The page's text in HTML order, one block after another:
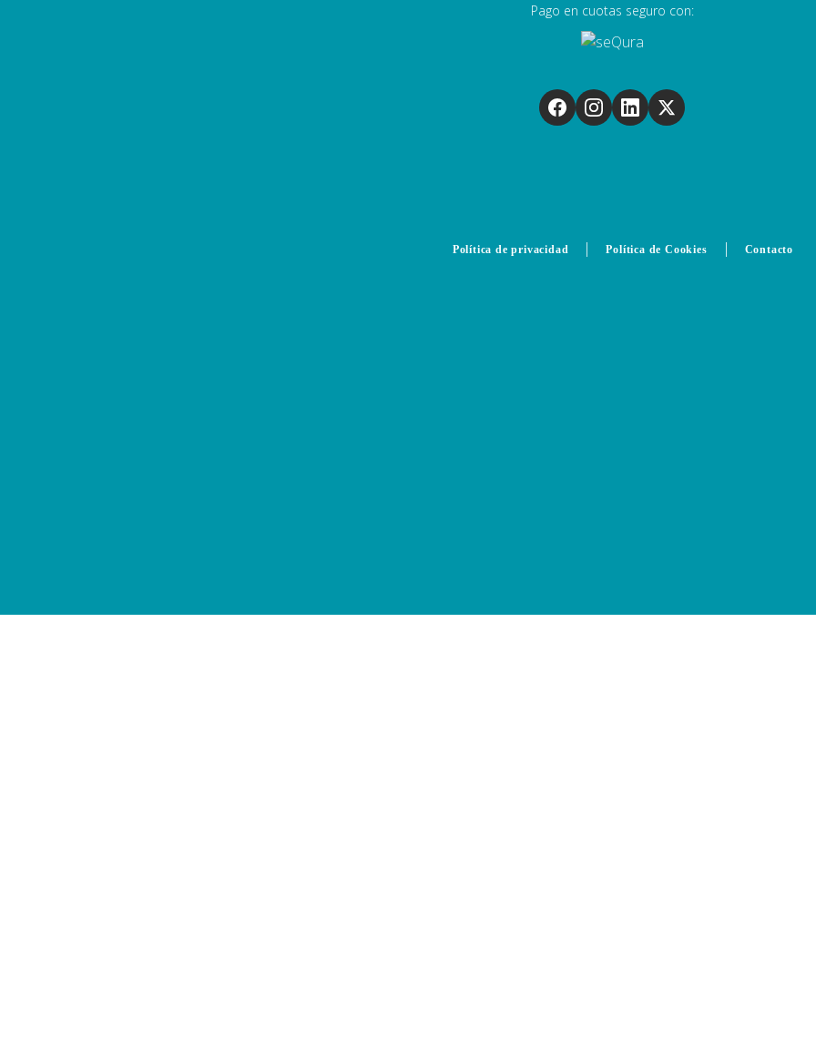
Pago en cuotas seguro con:
Política de privacidad | Política de Cookies | Contacto